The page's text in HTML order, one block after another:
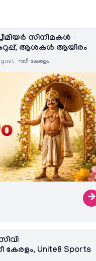
സിനിമകൾ –
കറുപ്പ്, ആശകൾ ആയിരം
സീ കേരളം
→
Unite8 Sports